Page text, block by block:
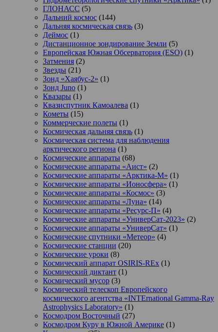
ГЛОНАСС (5)
Дальний космос (144)
Дальняя космическая связь (3)
Деймос (1)
Дистанционное зондирование Земли (5)
Европейская Южная Обсерватория (ESO) (1)
Затмения (2)
Звезды (21)
Зонд «Хаябус-2» (1)
Зонд Juno (1)
Квазары (1)
Квазиспутник Камоалева (1)
Кометы (15)
Коммерческие полеты (1)
Космическая дальняя связь (1)
Космическая система для наблюдения
арктического региона (1)
Космические аппараты (68)
Космические аппараты «Аист» (2)
Космические аппараты «Арктика-М» (1)
Космические аппараты «Ионосфера» (1)
Космические аппараты «Космос» (3)
Космические аппараты «Луна» (14)
Космические аппараты «Ресурс-П» (4)
Космические аппараты «УниверСат-2023» (2)
Космические аппараты «УниверСат» (1)
Космические спутники «Метеор» (4)
Космические станции (20)
Космические уроки (8)
Космический аппарат OSIRIS-REx (1)
Космический диктант (1)
Космический мусор (3)
Космический телескоп Европейского
космического агентства «INTErnational Gamma-Ray
Astrophysics Laboratory» (1)
Космодром Восточный (27)
Космодром Куру в Южной Америке (1)